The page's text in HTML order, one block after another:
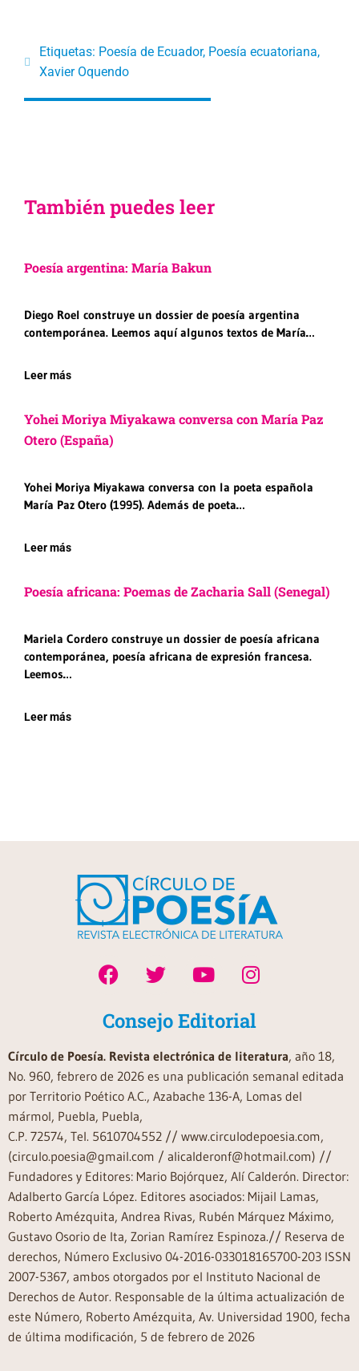
Etiquetas: Poesía de Ecuador, Poesía ecuatoriana,
Xavier Oquendo
También puedes leer
Poesía argentina: María Bakun
Diego Roel construye un dossier de poesía argentina
contemporánea. Leemos aquí algunos textos de María…
Leer más
Yohei Moriya Miyakawa conversa con María Paz
Otero (España)
Yohei Moriya Miyakawa conversa con la poeta española
María Paz Otero (1995). Además de poeta…
Leer más
Poesía africana: Poemas de Zacharia Sall (Senegal)
Mariela Cordero construye un dossier de poesía africana
contemporánea, poesía africana de expresión francesa.
Leemos…
Leer más
Consejo Editorial
Círculo de Poesía. Revista electrónica de literatura, año 18,
No. 960, febrero de 2026 es una publicación semanal editada
por Territorio Poético A.C., Azabache 136-A, Lomas del
mármol, Puebla, Puebla,
C.P. 72574, Tel. 5610704552 // www.circulodepoesia.com,
(circulo.poesia@gmail.com / alicalderonf@hotmail.com) //
Fundadores y Editores: Mario Bojórquez, Alí Calderón. Director:
Adalberto García López. Editores asociados: Mijail Lamas,
Roberto Amézquita, Andrea Rivas, Rubén Márquez Máximo,
Gustavo Osorio de Ita, Zorian Ramírez Espinoza.// Reserva de
derechos, Número Exclusivo 04-2016-033018165700-203 ISSN
2007-5367, ambos otorgados por el Instituto Nacional de
Derechos de Autor. Responsable de la última actualización de
este Número, Roberto Amézquita, Av. Universidad 1900, fecha
de última modificación, 5 de febrero de 2026